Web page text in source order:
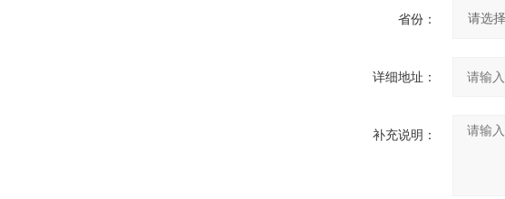
省份：
详细地址：
补充说明：